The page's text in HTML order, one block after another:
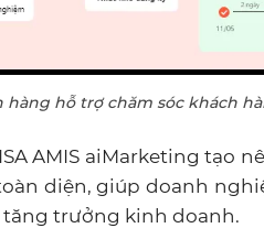
hàng hỗ trợ chăm sóc khách
AMIS aiMarketing tạo
diện, giúp doanh
tăng trưởng kinh doanh.